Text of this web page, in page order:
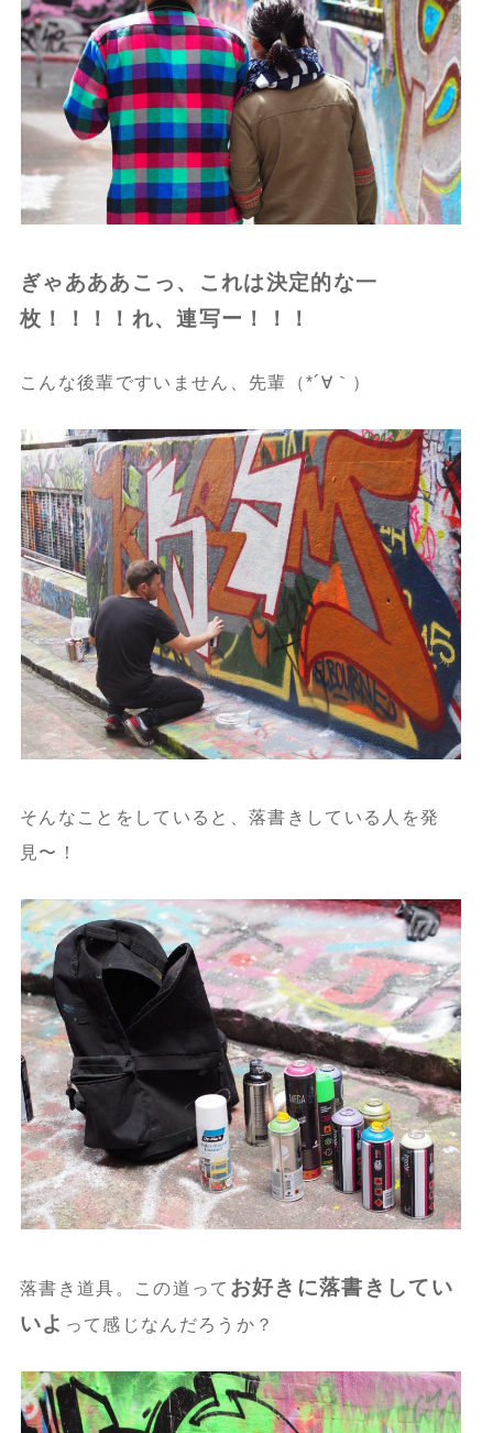
ぎゃあああこっ、これは決定的な一
枚！！！！れ、連写ー！！！
こんな後輩ですいません、先輩（*´∀｀）
そんなことをしていると、落書きしている人を発
見〜！
落書き道具。この道って お好きに落書きしてい
いよ って感じなんだろうか？